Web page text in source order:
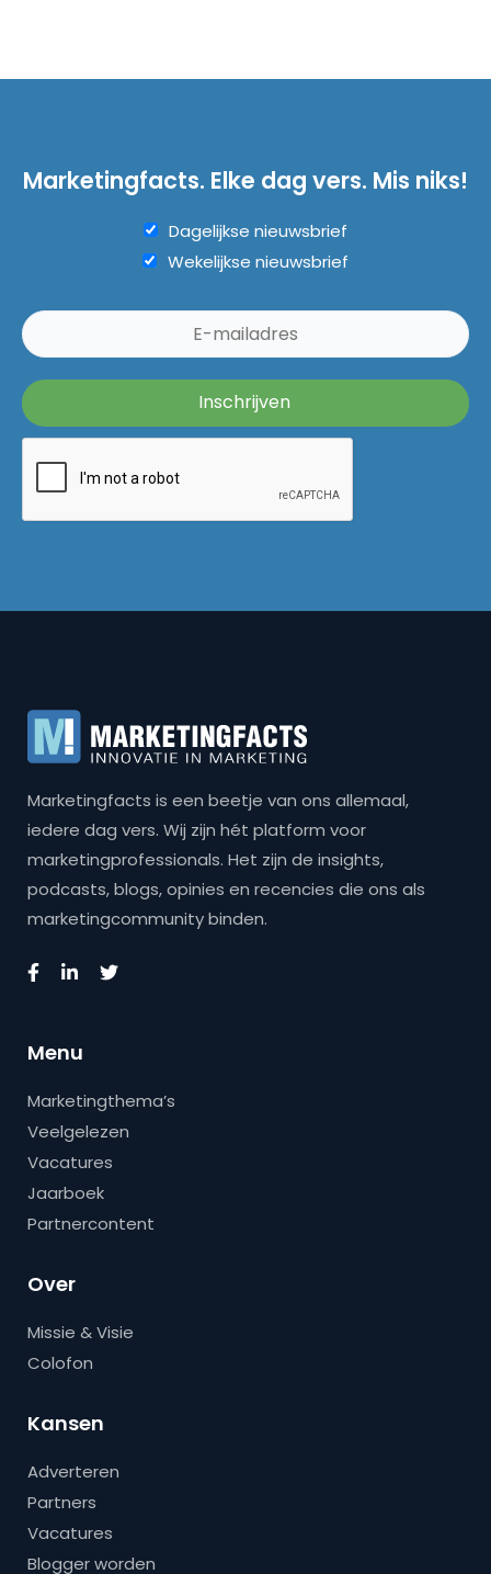
Marketingfacts. Elke dag vers. Mis niks!
Dagelijkse nieuwsbrief
Wekelijkse nieuwsbrief
Marketingfacts is een beetje van ons allemaal,
iedere dag vers. Wij zijn hét platform voor
marketingprofessionals. Het zijn de insights,
podcasts, blogs, opinies en recencies die ons als
marketingcommunity binden.
Menu
Marketingthema’s
Veelgelezen
Vacatures
Jaarboek
Partnercontent
Over
Missie & Visie
Colofon
Kansen
Adverteren
Partners
Vacatures
Blogger worden